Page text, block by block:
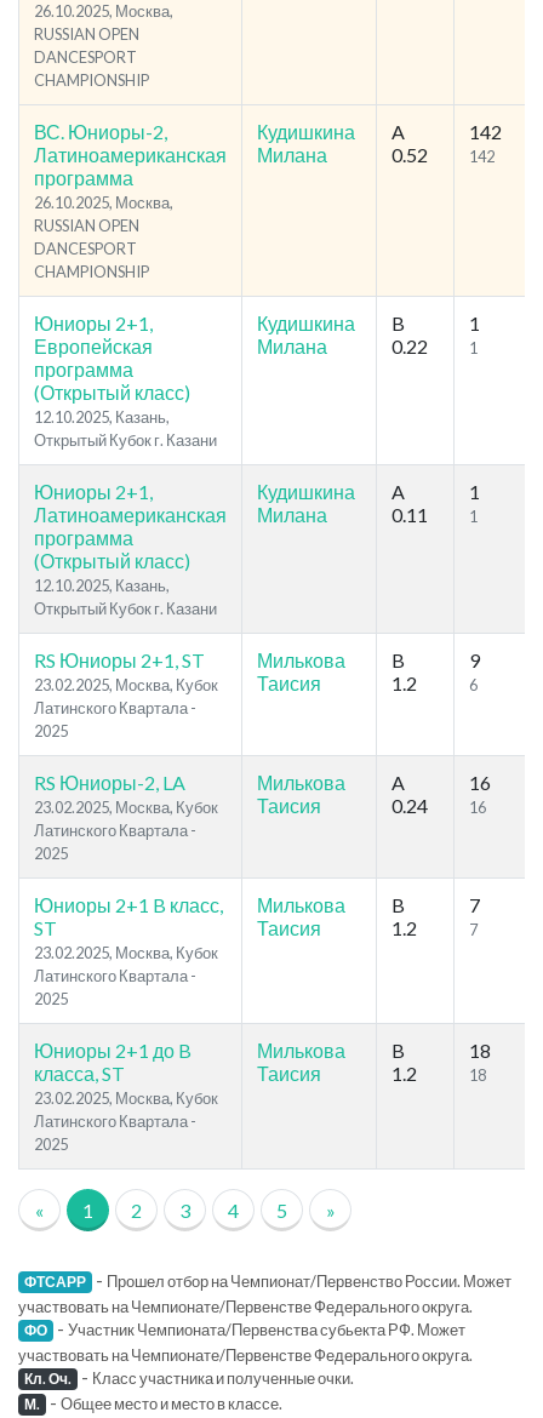
26.10.2025, Москва,
RUSSIAN OPEN
DANCESPORT
CHAMPIONSHIP
ВС. Юниоры-2,
Латиноамериканская
программа
26.10.2025, Москва,
RUSSIAN OPEN
DANCESPORT
CHAMPIONSHIP
Кудишкина
Милана
A
0.52
142
142
Юниоры 2+1,
Европейская
программа
(Открытый класс)
12.10.2025, Казань,
Открытый Кубок г. Казани
Кудишкина
Милана
B
0.22
1
1
Юниоры 2+1,
Латиноамериканская
программа
(Открытый класс)
12.10.2025, Казань,
Открытый Кубок г. Казани
Кудишкина
Милана
A
0.11
1
1
RS Юниоры 2+1, ST
23.02.2025, Москва, Кубок
Латинского Квартала -
2025
Милькова
Таисия
B
1.2
9
6
RS Юниоры-2, LA
23.02.2025, Москва, Кубок
Латинского Квартала -
2025
Милькова
Таисия
A
0.24
16
16
Юниоры 2+1 B класс,
ST
23.02.2025, Москва, Кубок
Латинского Квартала -
2025
Милькова
Таисия
B
1.2
7
7
Юниоры 2+1 до B
класса, ST
23.02.2025, Москва, Кубок
Латинского Квартала -
2025
Милькова
Таисия
B
1.2
18
18
« 1 2 3 4 5 »
ФТСАРР - Прошел отбор на Чемпионат/Первенство России. Может
участвовать на Чемпионате/Первенстве Федерального округа.
ФО - Участник Чемпионата/Первенства субьекта РФ. Может
участвовать на Чемпионате/Первенстве Федерального округа.
Кл. Оч. - Класс участника и полученные очки.
М. - Общее место и место в классе.